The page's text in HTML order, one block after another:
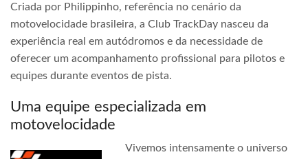
Criada por Philippinho, referência no cenário da
motovelocidade brasileira, a Club TrackDay nasceu da
experiência real em autódromos e da necessidade de
oferecer um acompanhamento profissional para pilotos e
equipes durante eventos de pista.
Uma equipe especializada em
motovelocidade
Vivemos intensamente o universo